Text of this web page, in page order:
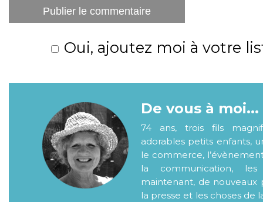
Oui, ajoutez moi à votre
De vous à moi...
74 ans, trois fils
adorables petits enfants,
le commerce,
la communication,
maintenant, de nouveaux
la presse et les choses de